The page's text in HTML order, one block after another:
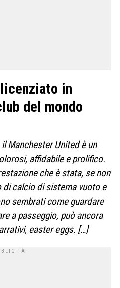
in
del mondo
Manchester United è un
affidabile e prolifico.
che è stata, se non
calcio di sistema vuoto e
sembrati come guardare
a passeggio, può ancora
easter eggs. […]